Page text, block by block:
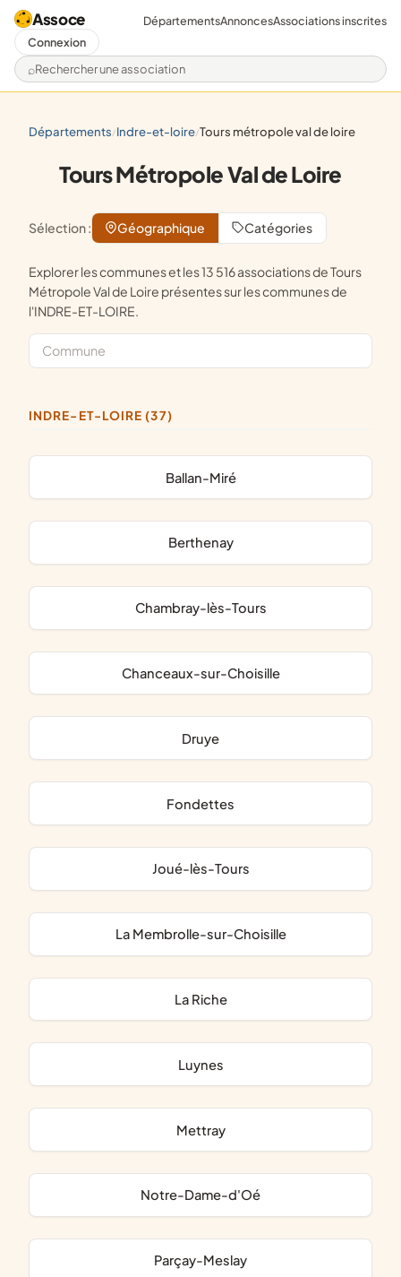
Assoce
Rechercher une association
DépartementsAnnoncesAssociations inscrites
Connexion
départements/ indre-et-loire/ tours métropole val de loire
Tours Métropole Val de Loire
Sélection : Géographique Catégories
Explorer les communes et les 13 516 associations de Tours
Métropole Val de Loire présentes sur les communes de
l'INDRE-ET-LOIRE.
INDRE-ET-LOIRE (37)
Ballan-Miré
Berthenay
Chambray-lès-Tours
Chanceaux-sur-Choisille
Druye
Fondettes
Joué-lès-Tours
La Membrolle-sur-Choisille
La Riche
Luynes
Mettray
Notre-Dame-d'Oé
Parçay-Meslay